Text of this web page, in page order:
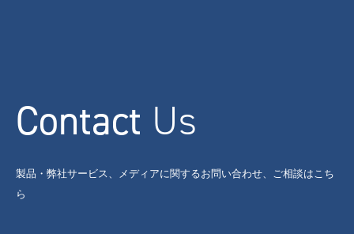
Contact Us
製品・弊社サービス、メディアに関するお問い合わせ、ご相談はこち
ら